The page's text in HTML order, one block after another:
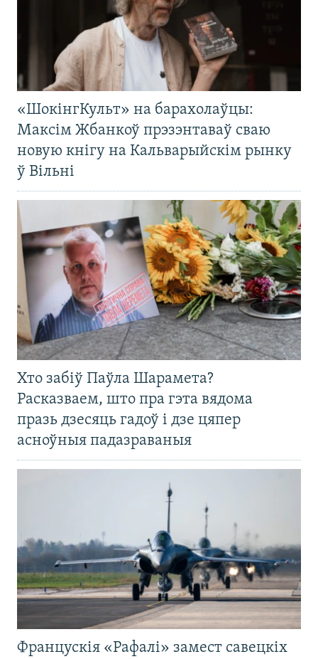
«ШокінгКульт» на барахолаўцы:
Максім Жбанкоў прэзэнтаваў сваю
новую кнігу на Кальварыйскім рынку
ў Вільні
Хто забіў Паўла Шарамета?
Расказваем, што пра гэта вядома
празь дзесяць гадоў і дзе цяпер
асноўныя падазраваныя
Францускія «Рафалі» замест савецкіх